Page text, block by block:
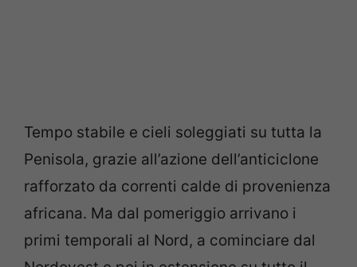
Tempo stabile e cieli soleggiati su tutta la
Penisola, grazie all’azione dell’anticiclone
rafforzato da correnti calde di provenienza
africana. Ma dal pomeriggio arrivano i
primi temporali al Nord, a cominciare dal